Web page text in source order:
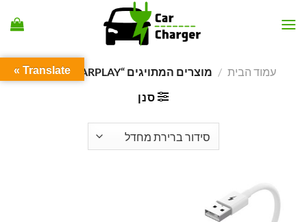
עמוד הבית / מוצרים המתויגים “CARPLAY אלחוטי”
סנן
Translate »